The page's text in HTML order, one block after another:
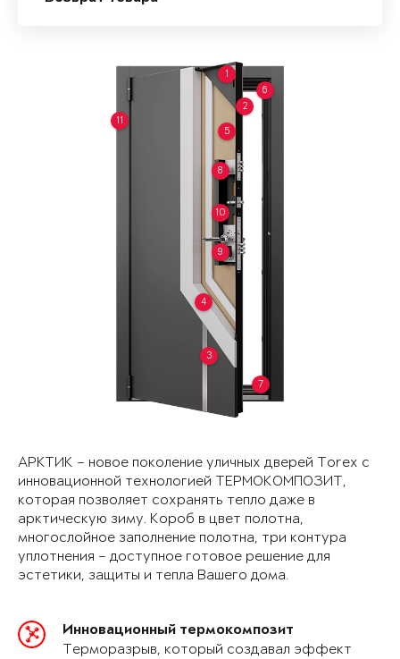
1
2
3
4
5
6
7
8
9
10
11
АРКТИК – новое поколение уличных дверей Torex с
инновационной технологией ТЕРМОКОМПОЗИТ,
которая позволяет сохранять тепло даже в
арктическую зиму. Короб в цвет полотна,
многослойное заполнение полотна, три контура
уплотнения – доступное готовое решение для
эстетики, защиты и тепла Вашего дома.
Инновационный термокомпозит
Терморазрыв, который создавал эффект